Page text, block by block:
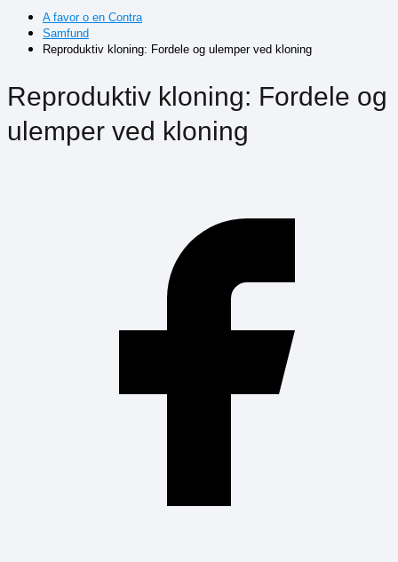
A favor o en Contra
Samfund
Reproduktiv kloning: Fordele og ulemper ved kloning
Reproduktiv kloning: Fordele og
ulemper ved kloning